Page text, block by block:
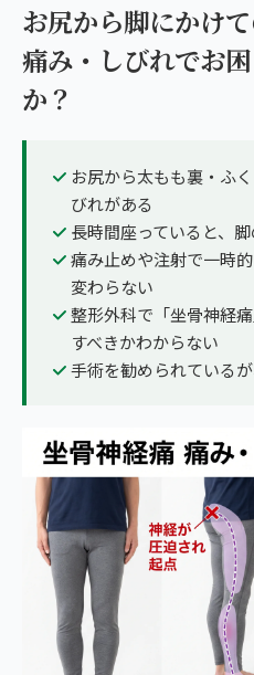
お尻から脚にかけ
痛み・しびれでお
か？
お尻から太もも裏・ふ
びれがある
長時間座っていると、
痛み止めや注射で一時
変わらない
整形外科で「坐骨神経
すべきかわからない
手術を勧められている